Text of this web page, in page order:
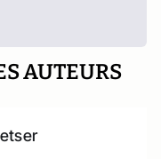
AUTEURS